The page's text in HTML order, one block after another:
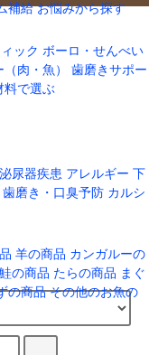
補給 お悩みから探す
ック ボーロ・せんべい
肉・魚）
歯磨きサポー
料で選ぶ
泌尿器疾患 アレルギー 下
歯磨き・口臭予防 カルシ
羊の商品 カンガルーの
鮭の商品 たらの商品 まぐ
の商品 その他のお魚の